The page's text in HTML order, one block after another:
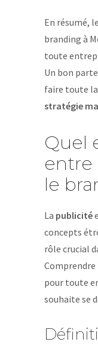
En résumé,
branding à
toute
Un bon
faire toute
stratégie
Quel
entre
le
La publicité
concepts
rôle crucial
pour toute
souhaite se